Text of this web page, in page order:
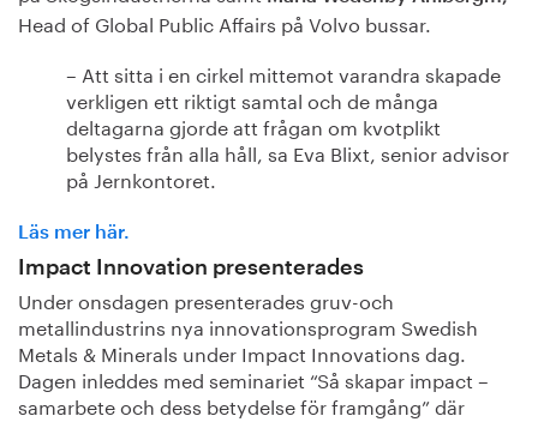
Head of Global Public Affairs på Volvo bussar.
– Att sitta i en cirkel mittemot varandra skapade
verkligen ett riktigt samtal och de många
deltagarna gjorde att frågan om kvotplikt
belystes från alla håll, sa Eva Blixt, senior advisor
på Jernkontoret.
Läs mer här.
Impact Innovation presenterades
Under onsdagen presenterades gruv-och
metallindustrins nya innovationsprogram Swedish
Metals & Minerals under Impact Innovations dag.
Dagen inleddes med seminariet “Så skapar impact –
samarbete och dess betydelse för framgång” där